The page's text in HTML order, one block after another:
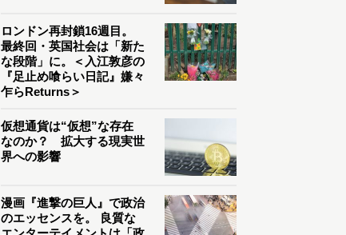
ロンドン再封鎖16週目。
最終回・英国社会は「新た
な段階」に。＜入江敦彦の
『足止め喰らい日記』嫌々
乍らReturns＞
仮想通貨は“仮想”な存在
なのか？ 拡大する現実世
界への影響
漫画『進撃の巨人』で政治
のエッセンスを。 良質な